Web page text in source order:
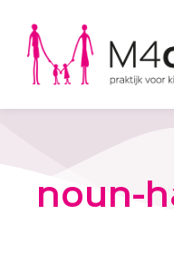
noun-